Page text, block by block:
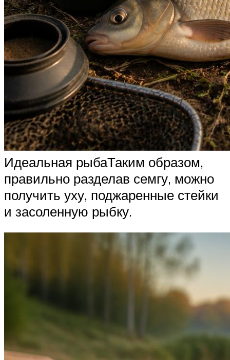
Идеальная рыбаТаким образом,
правильно разделав семгу, можно
получить уху, поджаренные стейки
и засоленную рыбку.